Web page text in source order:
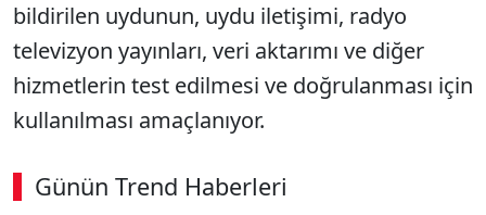
bildirilen uydunun, uydu iletişimi, radyo
televizyon yayınları, veri aktarımı ve diğer
hizmetlerin test edilmesi ve doğrulanması için
kullanılması amaçlanıyor.
Günün Trend Haberleri
00:01 / 08:43